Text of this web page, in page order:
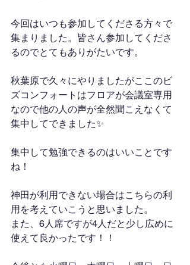
今回はいつも参加してくださる方々で
集まりました。皆さん参加してくださ
るのでとてもありがたいです。
秋葉原で久々にやりましたがここのビ
ズコンフォートはフロアが会議室専用
なので他の人の声が全然聞こえなくて
集中してできました✨
集中して勉強できるのはいいことです
ね！
神田が利用できない場合はこちらの利
用を考えていこうと思いました。
また、6人席ですが4人だと少し広めに
使えて良かったです！！